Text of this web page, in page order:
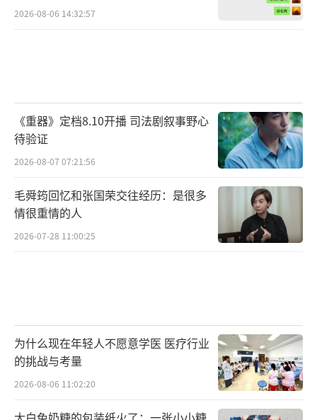
2026-08-06 14:32:57
《重器》定档8.10开播 司法剧叙事野心
待验证
2026-08-07 07:21:56
毛舜筠回忆和张国荣交往经历：是很多
情很重情的人
2026-07-28 11:00:25
为什么现在年轻人不愿意学医 医疗行业
的挑战与考量
2026-08-06 11:02:20